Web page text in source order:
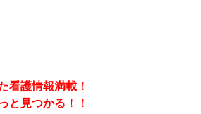
看護情報満載！
と見つかる！！